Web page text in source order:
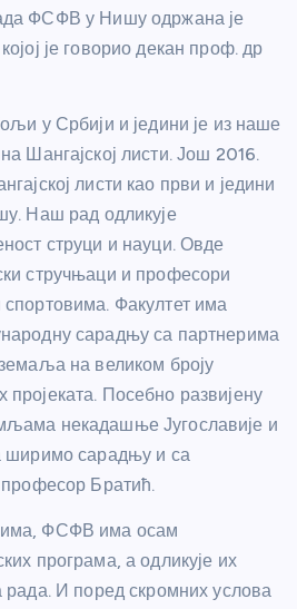
ФСФВ у Нишу одржана је
је говорио декан проф. др
у Србији и једини је из наше
Шангајској листи. Још 2016.
листи као први и једини
Наш рад одликује
струци и науци. Овде
стручњаци и професори
Факултет има
сарадњу са партнерима
на великом броју
пројеката. Посебно развијену
некадашње Југославије и
ширимо сарадњу и са
професор Братић.
ФСФВ има осам
програма, а одликује их
рада. И поред скромних услова